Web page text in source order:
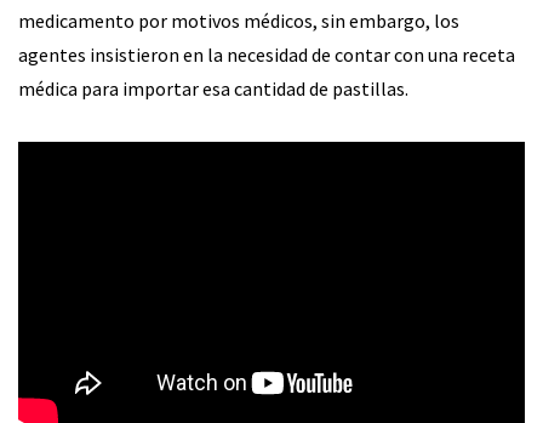
medicamento por motivos médicos, sin embargo, los
agentes insistieron en la necesidad de contar con una receta
médica para importar esa cantidad de pastillas.